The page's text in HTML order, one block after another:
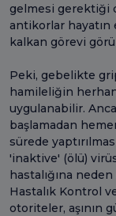
gelmesi gerektiği
antikorlar
kalkan görevi
Peki, gebelikte grip
hamileliğin
uygulanabilir.
başlamadan
sürede
'inaktive' (ölü)
hastalığına
Hastalık Kontrol
otoriteler, aşının